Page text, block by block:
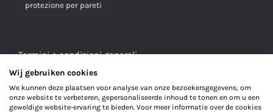
protezione per pareti
Termini e condizioni generali
Informativa sulla privacy
Wij gebruiken cookies
We kunnen deze plaatsen voor analyse van onze bezoekersgegevens, om
onze website te verbeteren, gepersonaliseerde inhoud te tonen en om u een
geweldige website-ervaring te bieden. Voor meer informatie over de cookies